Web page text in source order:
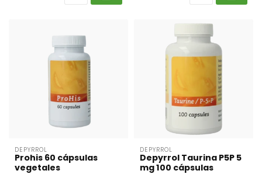
DEPYRROL
Prohis 60 cápsulas
vegetales
DEPYRROL
Depyrrol Taurina P5P 5
mg 100 cápsulas